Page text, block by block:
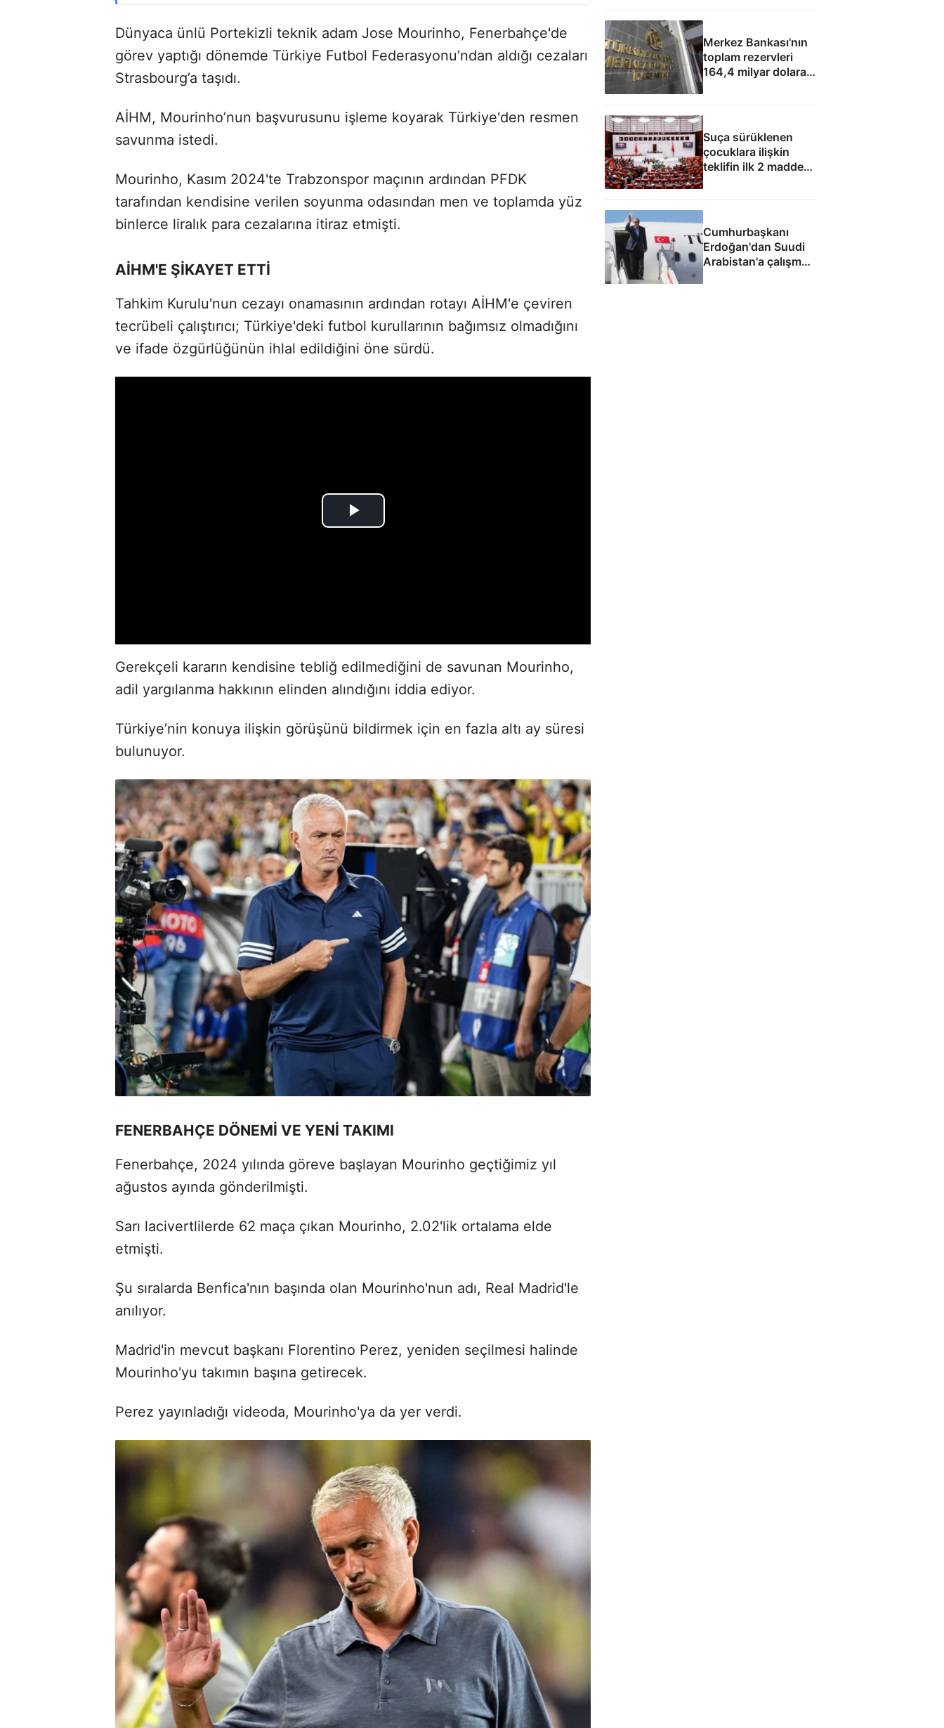
Dünyaca ünlü Portekizli teknik adam Jose Mourinho, Fenerbahçe'de
görev yaptığı dönemde Türkiye Futbol Federasyonu’ndan aldığı cezaları
Strasbourg’a taşıdı.
AİHM, Mourinho’nun başvurusunu işleme koyarak Türkiye'den resmen
savunma istedi.
Mourinho, Kasım 2024'te Trabzonspor maçının ardından PFDK
tarafından kendisine verilen soyunma odasından men ve toplamda yüz
binlerce liralık para cezalarına itiraz etmişti.
AİHM'E ŞİKAYET ETTİ
Tahkim Kurulu'nun cezayı onamasının ardından rotayı AİHM'e çeviren
tecrübeli çalıştırıcı; Türkiye'deki futbol kurullarının bağımsız olmadığını
ve ifade özgürlüğünün ihlal edildiğini öne sürdü.
Gerekçeli kararın kendisine tebliğ edilmediğini de savunan Mourinho,
adil yargılanma hakkının elinden alındığını iddia ediyor.
Türkiye’nin konuya ilişkin görüşünü bildirmek için en fazla altı ay süresi
bulunuyor.
FENERBAHÇE DÖNEMİ VE YENİ TAKIMI
Fenerbahçe, 2024 yılında göreve başlayan Mourinho geçtiğimiz yıl
ağustos ayında gönderilmişti.
Sarı lacivertlilerde 62 maça çıkan Mourinho, 2.02'lik ortalama elde
etmişti.
Şu sıralarda Benfica'nın başında olan Mourinho'nun adı, Real Madrid'le
anılıyor.
Madrid'in mevcut başkanı Florentino Perez, yeniden seçilmesi halinde
Mourinho'yu takımın başına getirecek.
Perez yayınladığı videoda, Mourinho'ya da yer verdi.
Merkez Bankası'nın
toplam rezervleri
164,4 milyar dolara
yükseldi
Suça sürüklenen
çocuklara ilişkin
teklifin ilk 2 maddesi
kabul edildi
Cumhurbaşkanı
Erdoğan'dan Suudi
Arabistan'a çalışma